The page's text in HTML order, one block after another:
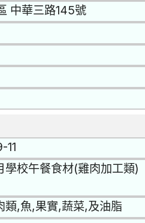
中華三路145號
11
學校午餐食材(雞肉加工類)
,魚,果實,蔬菜,及油脂